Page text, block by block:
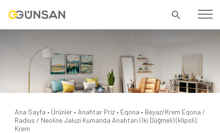
Ana Sayfa • Ürünler • Anahtar Priz • Eqona • Beyaz/Krem Eqona /
Radius / Neoline Jaluzi Kumanda Anahtarı (İki Düğmeli) (klipsli),
Krem